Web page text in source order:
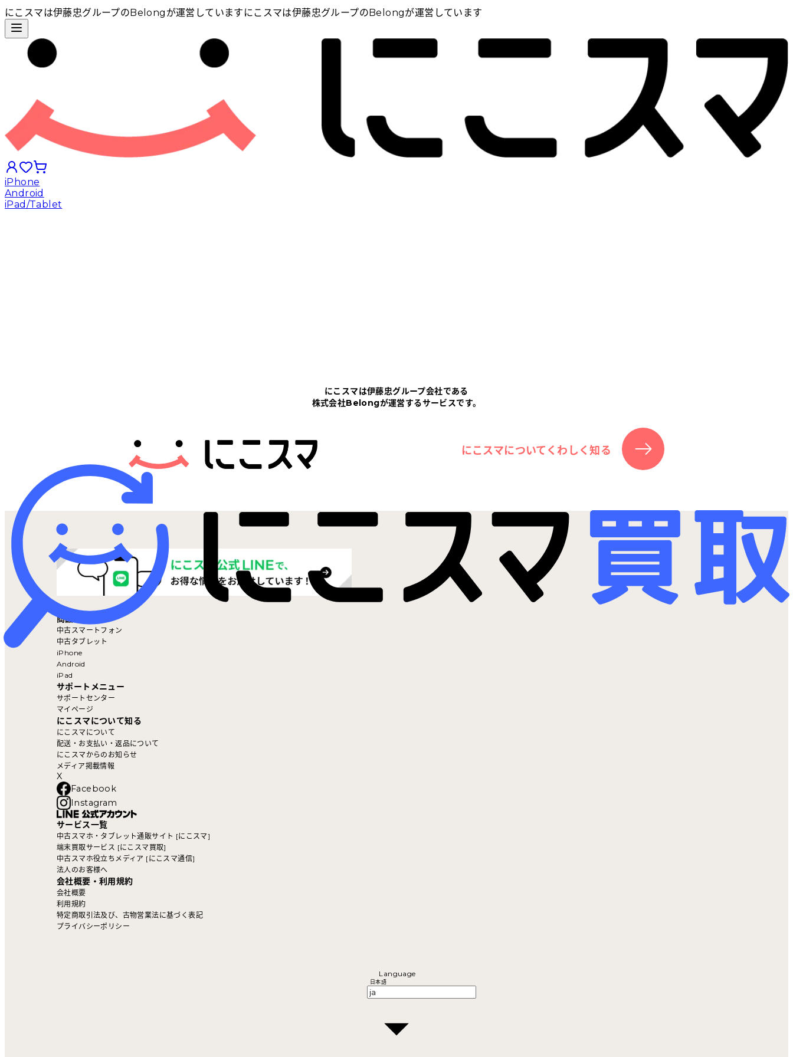
にこスマは伊藤忠グループのBelongが運営しています にこスマは伊藤忠グループのBelongが運営しています
iPhone
Android
iPad/Tablet
ニュース
にこスマ通信
マイページ
にこスマは伊藤忠グループ会社である
株式会社Belongが運営するサービスです。
にこスマについてくわしく知る
商品を探す
中古スマートフォン
中古タブレット
iPhone
Android
iPad
サポートメニュー
サポートセンター
マイページ
にこスマについて知る
にこスマについて
配送・お支払い・返品について
にこスマからのお知らせ
メディア掲載情報
X
Facebook
Instagram
サービス一覧
中古スマホ・タブレット通販サイト [にこスマ]
端末買取サービス [にこスマ買取]
中古スマホ役立ちメディア [にこスマ通信]
法人のお客様へ
会社概要・利用規約
会社概要
利用規約
特定商取引法及び、古物営業法に基づく表記
プライバシーポリシー
Language
日本語